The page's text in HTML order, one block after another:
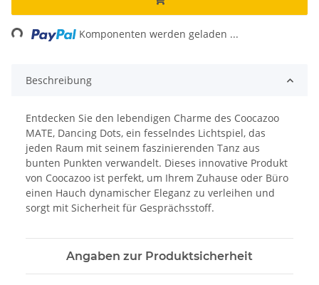
Komponenten werden geladen ...
Beschreibung
Entdecken Sie den lebendigen Charme des Coocazoo
MATE, Dancing Dots, ein fesselndes Lichtspiel, das
jeden Raum mit seinem faszinierenden Tanz aus
bunten Punkten verwandelt. Dieses innovative Produkt
von Coocazoo ist perfekt, um Ihrem Zuhause oder Büro
einen Hauch dynamischer Eleganz zu verleihen und
sorgt mit Sicherheit für Gesprächsstoff.
Angaben zur Produktsicherheit